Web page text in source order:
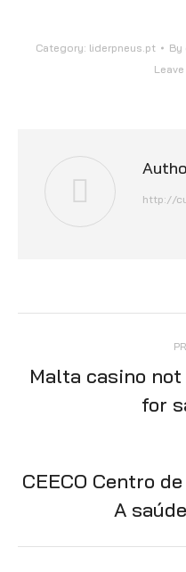
Category: liderpneus.pt By
http://
navigation
Malta casino
for
CEECO Centro
A